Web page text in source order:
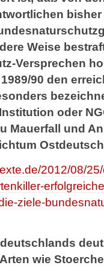
Weise
Versprechen
90 den
oder
Mauerfall und
2012/08/
ziele-
wie